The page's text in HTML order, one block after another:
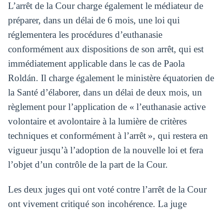
L’arrêt de la Cour charge également le médiateur de
préparer, dans un délai de 6 mois, une loi qui
réglementera les procédures d’euthanasie
conformément aux dispositions de son arrêt, qui est
immédiatement applicable dans le cas de Paola
Roldán. Il charge également le ministère équatorien de
la Santé d’élaborer, dans un délai de deux mois, un
règlement pour l’application de « l’euthanasie active
volontaire et avolontaire à la lumière de critères
techniques et conformément à l’arrêt », qui restera en
vigueur jusqu’à l’adoption de la nouvelle loi et fera
l’objet d’un contrôle de la part de la Cour.
Les deux juges qui ont voté contre l’arrêt de la Cour
ont vivement critiqué son incohérence. La juge